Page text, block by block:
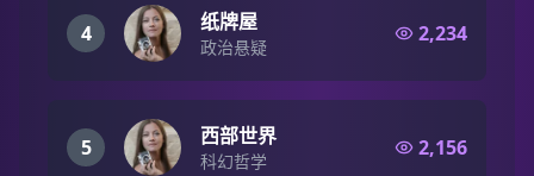
4 纸牌屋
政治悬疑
2,234
5 西部世界
科幻哲学
2,156